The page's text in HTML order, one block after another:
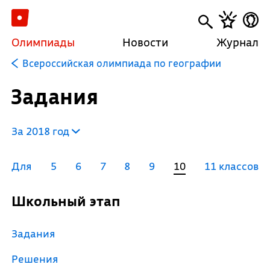
Олимпиады Новости Журнал
Всероссийская олимпиада по географии
Задания
За 2018 год
Для 5 6 7 8 9 10 11 классов
Школьный этап
Задания
Решения